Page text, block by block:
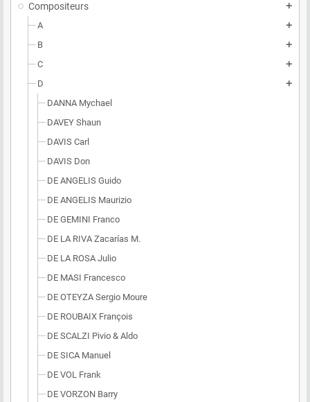
Compositeurs
add
A add
B add
C add
D add
DANNA Mychael
DAVEY Shaun
DAVIS Carl
DAVIS Don
DE ANGELIS Guido
DE ANGELIS Maurizio
DE GEMINI Franco
DE LA RIVA Zacarías M.
DE LA ROSA Julio
DE MASI Francesco
DE OTEYZA Sergio Moure
DE ROUBAIX François
DE SCALZI Pivio & Aldo
DE SICA Manuel
DE VOL Frank
DE VORZON Barry